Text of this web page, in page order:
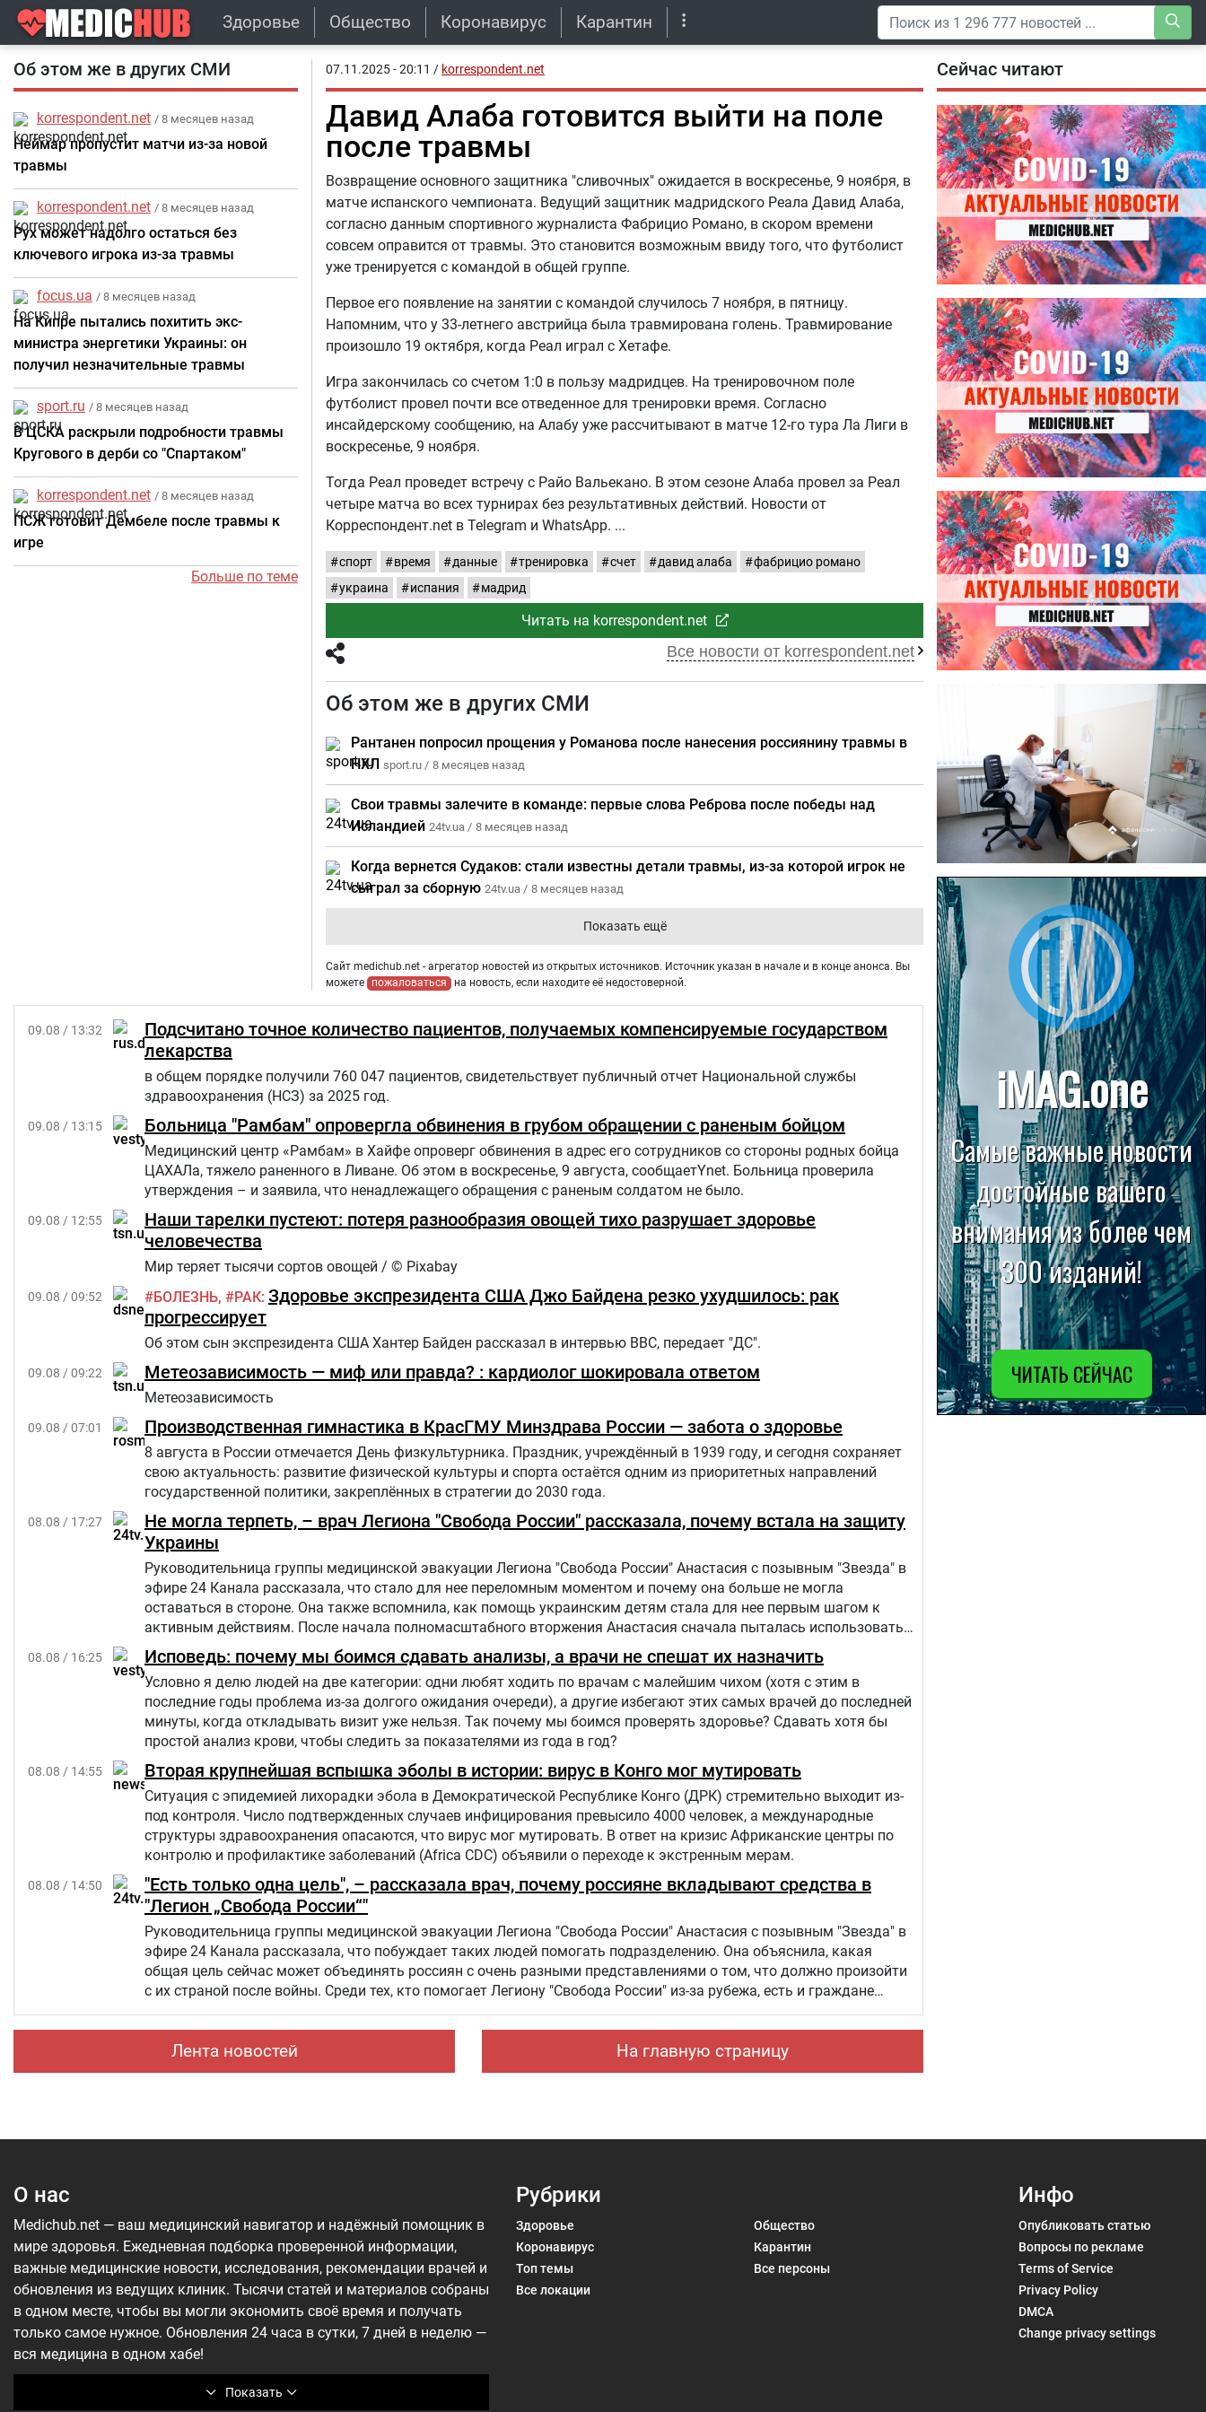
Здоровье Общество Коронавирус Карантин
Об этом же в других СМИ
korrespondent.net / 8 месяцев назад
Неймар пропустит матчи из-за новой
травмы
korrespondent.net / 8 месяцев назад
Рух может надолго остаться без
ключевого игрока из-за травмы
focus.ua / 8 месяцев назад
На Кипре пытались похитить экс-
министра энергетики Украины: он
получил незначительные травмы
sport.ru / 8 месяцев назад
В ЦСКА раскрыли подробности травмы
Кругового в дерби со "Спартаком"
korrespondent.net / 8 месяцев назад
ПСЖ готовит Дембеле после травмы к
игре
Больше по теме
07.11.2025 - 20:11 / korrespondent.net
Давид Алаба готовится выйти на поле
после травмы
Возвращение основного защитника "сливочных" ожидается в воскресенье, 9 ноября, в
матче испанского чемпионата. Ведущий защитник мадридского Реала Давид Алаба,
согласно данным спортивного журналиста Фабрицио Романо, в скором времени
совсем оправится от травмы. Это становится возможным ввиду того, что футболист
уже тренируется с командой в общей группе.
Первое его появление на занятии с командой случилось 7 ноября, в пятницу.
Напомним, что у 33-летнего австрийца была травмирована голень. Травмирование
произошло 19 октября, когда Реал играл с Хетафе.
Игра закончилась со счетом 1:0 в пользу мадридцев. На тренировочном поле
футболист провел почти все отведенное для тренировки время. Согласно
инсайдерскому сообщению, на Алабу уже рассчитывают в матче 12-го тура Ла Лиги в
воскресенье, 9 ноября.
Тогда Реал проведет встречу с Райо Вальекано. В этом сезоне Алаба провел за Реал
четыре матча во всех турнирах без результативных действий. Новости от
Корреспондент.net в Telegram и WhatsApp.
спорт время данные тренировка счет давид алаба
фабрицио романо
украина
испания мадрид
Читать на korrespondent.net
Все новости от korrespondent.net
Об этом же в других СМИ
Рантанен попросил прощения у Романова после нанесения россиянину травмы в
НХЛ sport.ru / 8 месяцев назад
Свои травмы залечите в команде: первые слова Реброва после победы над
Исландией 24tv.ua / 8 месяцев назад
Когда вернется Судаков: стали известны детали травмы, из-за которой игрок не
сыграл за сборную 24tv.ua / 8 месяцев назад
Показать ещё
Сайт medichub.net - агрегатор новостей из открытых источников. Источник указан в начале и в конце анонса. Вы
можете
пожаловаться на новость, если находите её недостоверной.
09.08 / 13:32
Подсчитано точное количество пациентов, получаемых компенсируемые государством
лекарства
в общем порядке получили 760 047 пациентов, свидетельствует публичный отчет Национальной службы
здравоохранения (НСЗ) за 2025 год.
09.08 / 13:15 Больница "Рамбам" опровергла обвинения в грубом обращении с раненым бойцом
Медицинский центр «Рамбам» в Хайфе опроверг обвинения в адрес его сотрудников со стороны родных бойца
ЦАХАЛа, тяжело раненного в Ливане. Об этом в воскресенье, 9 августа, сообщаетYnet. Больница проверила
утверждения – и заявила, что ненадлежащего обращения с раненым солдатом не было.
09.08 / 12:55
Наши тарелки пустеют: потеря разнообразия овощей тихо разрушает здоровье
человечества
Мир теряет тысячи сортов овощей / © Pixabay
09.08 / 09:52 БОЛЕЗНЬ РАК Здоровье экспрезидента США Джо Байдена резко ухудшилось: рак
прогрессирует
Об этом сын экспрезидента США Хантер Байден рассказал в интервью BBC, передает "ДС".
09.08 / 09:22 Метеозависимость — миф или правда? : кардиолог шокировала ответом
Метеозависимость
09.08 / 07:01 Производственная гимнастика в КрасГМУ Минздрава России — забота о здоровье
8 августа в России отмечается День физкультурника. Праздник, учреждённый в 1939 году, и сегодня сохраняет
свою актуальность: развитие физической культуры и спорта остаётся одним из приоритетных направлений
государственной политики, закреплённых в стратегии до 2030 года.
08.08 / 17:27
Не могла терпеть, – врач Легиона "Свобода России" рассказала, почему встала на защиту
Украины
Руководительница группы медицинской эвакуации Легиона "Свобода России" Анастасия с позывным "Звезда" в
эфире 24 Канала рассказала, что стало для нее переломным моментом и почему она больше не могла
оставаться в стороне. Она также вспомнила, как помощь украинским детям стала для нее первым шагом к
активным действиям. После начала полномасштабного вторжения Анастасия сначала пыталась использовать
свою большую русскоязычную аудиторию, чтобы объяснять людям в России, что на самом деле происходит в
Украине.
08.08 / 16:25 Исповедь: почему мы боимся сдавать анализы, а врачи не спешат их назначить
Условно я делю людей на две категории: одни любят ходить по врачам с малейшим чихом (хотя с этим в
последние годы проблема из-за долгого ожидания очереди), а другие избегают этих самых врачей до последней
минуты, когда откладывать визит уже нельзя. Так почему мы боимся проверять здоровье? Сдавать хотя бы
простой анализ крови, чтобы следить за показателями из года в год?
08.08 / 14:55 Вторая крупнейшая вспышка эболы в истории: вирус в Конго мог мутировать
Ситуация с эпидемией лихорадки эбола в Демократической Республике Конго (ДРК) стремительно выходит из-
под контроля. Число подтвержденных случаев инфицирования превысило 4000 человек, а международные
структуры здравоохранения опасаются, что вирус мог мутировать. В ответ на кризис Африканские центры по
контролю и профилактике заболеваний (Africa CDC) объявили о переходе к экстренным мерам.
08.08 / 14:50
"Есть только одна цель", – рассказала врач, почему россияне вкладывают средства в
"Легион „Свобода России“"
Руководительница группы медицинской эвакуации Легиона "Свобода России" Анастасия с позывным "Звезда" в
эфире 24 Канала рассказала, что побуждает таких людей помогать подразделению. Она объяснила, какая
общая цель сейчас может объединять россиян с очень разными представлениями о том, что должно произойти
с их страной после войны. Среди тех, кто помогает Легиону "Свобода России" из-за рубежа, есть и граждане
России.
Лента новостей На главную страницу
Сейчас читают
04.08.2026
Специалисты дали советы, как
правильно пить витамины
27.07.2026
Лучше фасоли: диетолог
названа 8 продуктов,
содержащих много клетчатки
угрозы: что нужно знать о
летних инфекциях
22.07.2026
Больница в Спирово работает
без рентгеновского кабинета
О нас
Показать
Medichub.net — ваш медицинский навигатор и надёжный помощник в
мире здоровья. Ежедневная подборка проверенной информации,
важные медицинские новости, исследования, рекомендации врачей и
обновления из ведущих клиник. Тысячи статей и материалов собраны
в одном месте, чтобы вы могли экономить своё время и получать
только самое нужное. Обновления 24 часа в сутки, 7 дней в неделю —
вся медицина в одном хабе!
Рубрики
Здоровье
Общество
Коронавирус
Карантин
Топ темы
Все персоны
Все локации
Инфо
Опубликовать статью
Вопросы по рекламе
Terms of Service
Privacy Policy
DMCA
Change privacy settings